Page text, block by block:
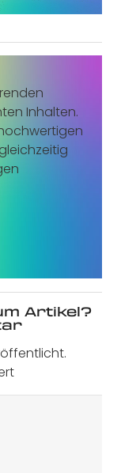
Inhalten.
Artikel?